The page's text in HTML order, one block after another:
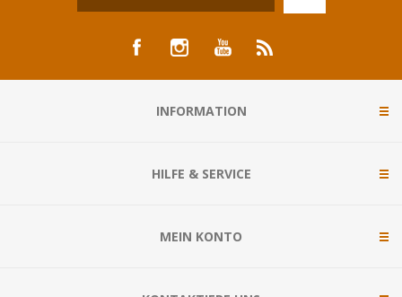
INFORMATION
HILFE & SERVICE
MEIN KONTO